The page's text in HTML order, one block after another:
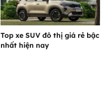
Top xe SUV đô thị giá rẻ bậc
nhất hiện nay